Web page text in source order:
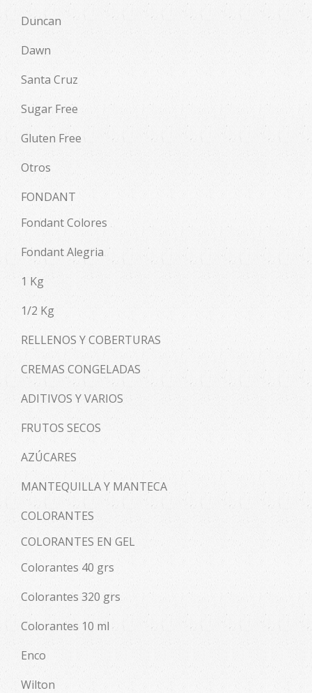
Duncan
Dawn
Santa Cruz
Sugar Free
Gluten Free
Otros
FONDANT
Fondant Colores
Fondant Alegria
1 Kg
1/2 Kg
RELLENOS Y COBERTURAS
CREMAS CONGELADAS
ADITIVOS Y VARIOS
FRUTOS SECOS
AZÚCARES
MANTEQUILLA Y MANTECA
COLORANTES
COLORANTES EN GEL
Colorantes 40 grs
Colorantes 320 grs
Colorantes 10 ml
Enco
Wilton